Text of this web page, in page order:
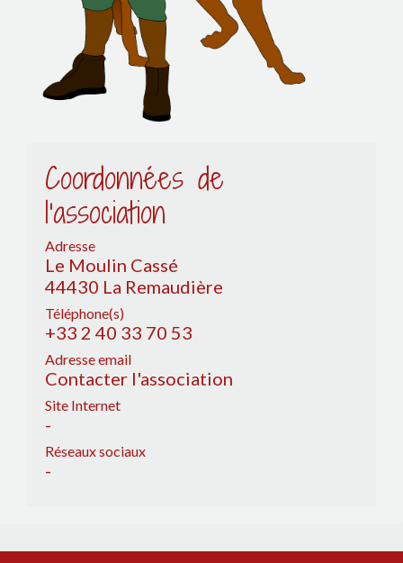
Coordonnées de
l'association
Adresse
Le Moulin Cassé
44430 La Remaudière
Téléphone(s)
+33 2 40 33 70 53
Adresse email
Contacter l'association
Site Internet
-
Réseaux sociaux
-